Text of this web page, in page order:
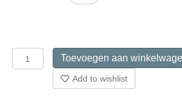
214Z
Toevoegen aan
Add to wishlist